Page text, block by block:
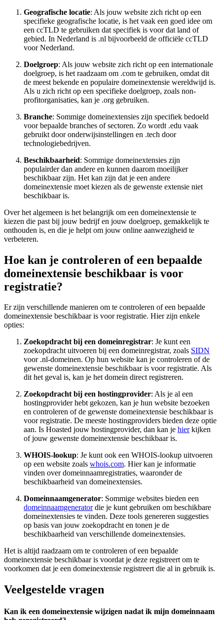
Geografische locatie: Als jouw website zich richt op een
specifieke geografische locatie, is het vaak een goed idee om
een ccTLD te gebruiken dat specifiek is voor dat land of
gebied. In Nederland is .nl bijvoorbeeld de officiële ccTLD
voor Nederland.
Doelgroep: Als jouw website zich richt op een internationale
doelgroep, is het raadzaam om .com te gebruiken, omdat dit
de meest bekende en populaire domeinextensie wereldwijd is.
Als u zich richt op een specifieke doelgroep, zoals non-
profitorganisaties, kan je .org gebruiken.
Branche: Sommige domeinextensies zijn specifiek bedoeld
voor bepaalde branches of sectoren. Zo wordt .edu vaak
gebruikt door onderwijsinstellingen en .tech door
technologiebedrijven.
Beschikbaarheid: Sommige domeinextensies zijn
populairder dan andere en kunnen daarom moeilijker
beschikbaar zijn. Het kan zijn dat je een andere
domeinextensie moet kiezen als de gewenste extensie niet
beschikbaar is.
Over het algemeen is het belangrijk om een domeinextensie te
kiezen die past bij jouw bedrijf en jouw doelgroep, gemakkelijk te
onthouden is, en die je helpt om jouw online aanwezigheid te
verbeteren.
Hoe kan je controleren of een bepaalde
domeinextensie beschikbaar is voor
registratie?
Er zijn verschillende manieren om te controleren of een bepaalde
domeinextensie beschikbaar is voor registratie. Hier zijn enkele
opties:
Zoekopdracht bij een domeinregistrar: Je kunt een
zoekopdracht uitvoeren bij een domeinregistrar, zoals SIDN
voor .nl-domeinen. Op hun website kan je controleren of de
gewenste domeinextensie beschikbaar is voor registratie. Als
dit het geval is, kan je het domein direct registreren.
Zoekopdracht bij een hostingprovider: Als je al een
hostingprovider hebt gekozen, kan je hun website bezoeken
en controleren of de gewenste domeinextensie beschikbaar is
voor registratie. De meeste hostingproviders bieden deze optie
aan. Is Hoasted jouw hostingprovider, dan kan je hierkijken
of jouw gewenste domeinextensie beschikbaar is.
WHOIS-lookup: Je kunt ook een WHOIS-lookup uitvoeren
op een website zoals whois.com. Hier kan je informatie
vinden over domeinnaamregistraties, waaronder de
beschikbaarheid van domeinextensies.
Domeinnaamgenerator: Sommige websites bieden een
domeinnaamgeneratordie je kunt gebruiken om beschikbare
domeinextensies te vinden. Deze tools genereren suggesties
op basis van jouw zoekopdracht en tonen je de
beschikbaarheid van verschillende domeinextensies.
Het is altijd raadzaam om te controleren of een bepaalde
domeinextensie beschikbaar is voordat je deze registreert om te
voorkomen dat je een domeinextensie registreert die al in gebruik is.
Veelgestelde vragen
Kan ik een domeinextensie wijzigen nadat ik mijn domeinnaam